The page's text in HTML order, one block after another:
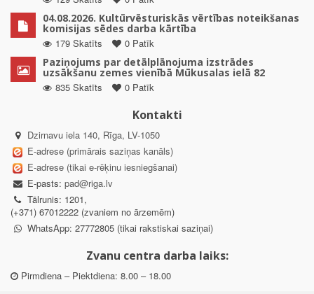
04.08.2026. Kultūrvēsturiskās vērtības noteikšanas
komisijas sēdes darba kārtība
179 Skatīts
0 Patīk
Paziņojums par detālplānojuma izstrādes
uzsākšanu zemes vienībā Mūkusalas ielā 82
835 Skatīts
0 Patīk
Kontakti
Dzirnavu iela 140, Rīga, LV-1050
E-adrese (primārais saziņas kanāls)
E-adrese (tikai e-rēķinu iesniegšanai)
E-pasts: pad@riga.lv
Tālrunis: 1201,
(+371) 67012222 (zvaniem no ārzemēm)
WhatsApp: 27772805 (tikai rakstiskai saziņai)
Zvanu centra darba laiks:
Pirmdiena – Piektdiena: 8.00 – 18.00